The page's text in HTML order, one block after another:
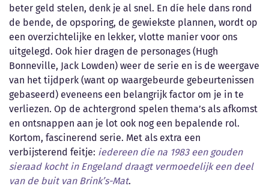
beter geld stelen, denk je al snel. En díe hele dans rond
de bende, de opsporing, de gewiekste plannen, wordt op
een overzichtelijke en lekker, vlotte manier voor ons
uitgelegd. Ook hier dragen de personages (Hugh
Bonneville, Jack Lowden) weer de serie en is de weergave
van het tijdperk (want op waargebeurde gebeurtenissen
gebaseerd) eveneens een belangrijk factor om je in te
verliezen. Op de achtergrond spelen thema’s als afkomst
en ontsnappen aan je lot ook nog een bepalende rol.
Kortom, fascinerend serie. Met als extra een
verbijsterend feitje: iedereen die na 1983 een gouden
sieraad kocht in Engeland draagt vermoedelijk een deel
van de buit van Brink’s-Mat.